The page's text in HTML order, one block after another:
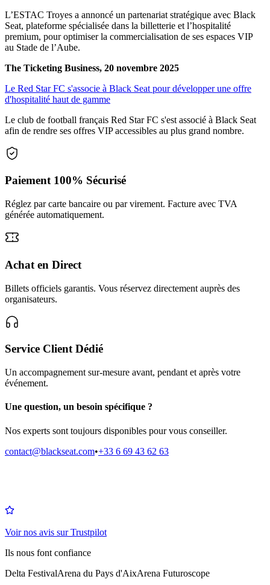
L’ESTAC Troyes a annoncé un partenariat stratégique avec Black
Seat, plateforme spécialisée dans la billetterie et l’hospitalité
premium, pour optimiser la commercialisation de ses espaces VIP
au Stade de l’Aube.
The Ticketing Business, 20 novembre 2025
Le Red Star FC s'associe à Black Seat pour développer une offre
d'hospitalité haut de gamme
Le club de football français Red Star FC s'est associé à Black Seat
afin de rendre ses offres VIP accessibles au plus grand nombre.
Paiement 100% Sécurisé
Réglez par carte bancaire ou par virement. Facture avec TVA
générée automatiquement.
Achat en Direct
Billets officiels garantis. Vous réservez directement auprès des
organisateurs.
Service Client Dédié
Un accompagnement sur-mesure avant, pendant et après votre
événement.
Une question, un besoin spécifique ?
Nos experts sont toujours disponibles pour vous conseiller.
contact@blackseat.com•+33 6 69 43 62 63
Voir nos avis sur Trustpilot
Ils nous font confiance
Delta FestivalArena du Pays d'AixArena Futuroscope